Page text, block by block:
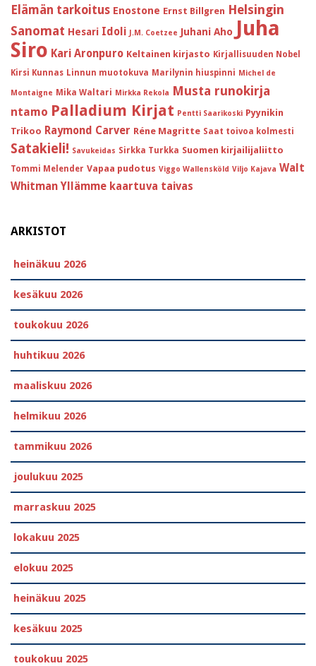
Elämän tarkoitus Enostone Ernst Billgren Helsingin
Sanomat Hesari Idoli J.M. Coetzee Juhani Aho Juha
Siro Kari Aronpuro Keltainen kirjasto Kirjallisuuden Nobel
Kirsi Kunnas Linnun muotokuva Marilynin hiuspinni Michel de
Montaigne Mika Waltari Mirkka Rekola Musta runokirja
ntamo Palladium Kirjat Pentti Saarikoski Pyynikin
Trikoo Raymond Carver Réne Magritte Saat toivoa kolmesti
Satakieli! Savukeidas Sirkka Turkka Suomen kirjailijaliitto
Tommi Melender Vapaa pudotus Viggo Wallensköld Viljo Kajava Walt
Whitman Yllämme kaartuva taivas
ARKISTOT
heinäkuu 2026
kesäkuu 2026
toukokuu 2026
huhtikuu 2026
maaliskuu 2026
helmikuu 2026
tammikuu 2026
joulukuu 2025
marraskuu 2025
lokakuu 2025
elokuu 2025
heinäkuu 2025
kesäkuu 2025
toukokuu 2025